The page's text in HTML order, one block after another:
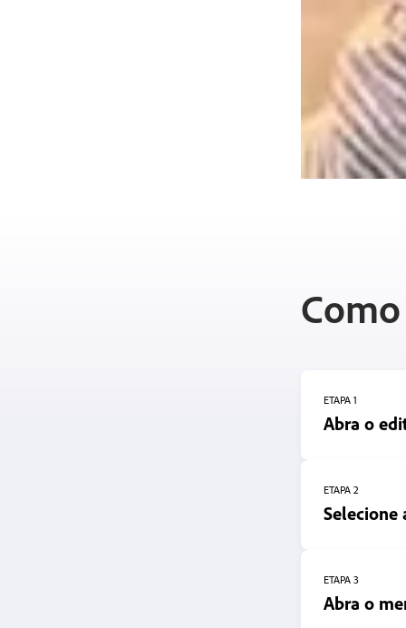
ETAPA 1
Abra o
ETAPA 2
Selecione
ETAPA 3
Abra o